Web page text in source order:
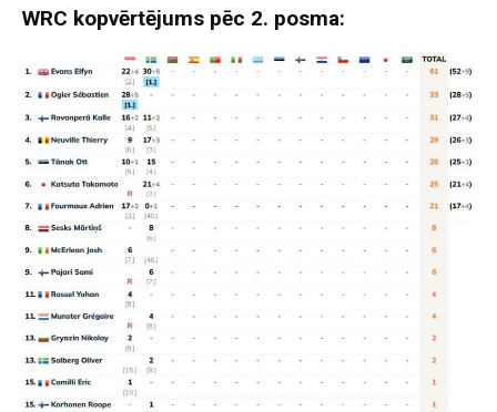
WRC kopvērtējums pēc 2. posma: